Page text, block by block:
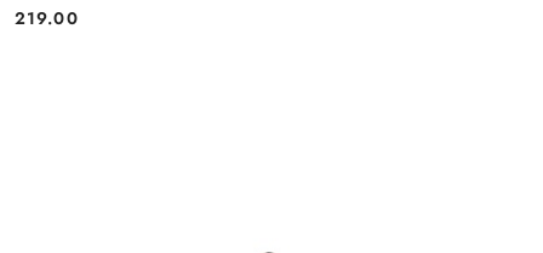
Cena:
219.00